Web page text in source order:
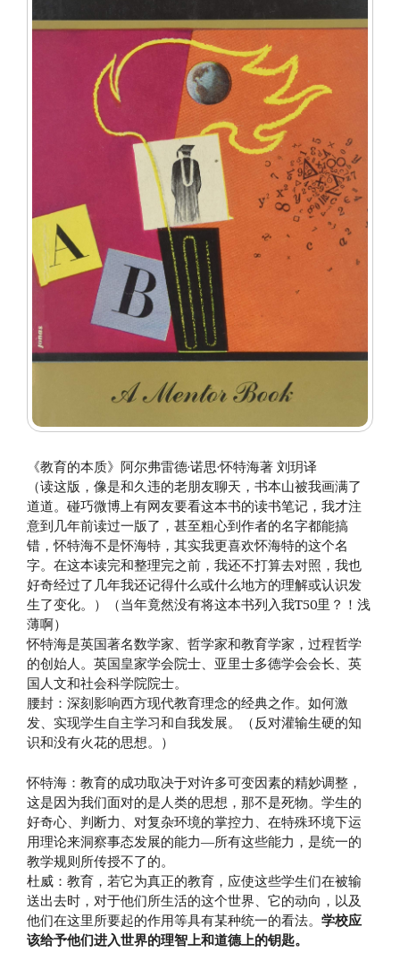
《教育的本质》阿尔弗雷德·诺思·怀特海著 刘玥译
（读这版，像是和久违的老朋友聊天，书本山被我画满了
道道。碰巧微博上有网友要看这本书的读书笔记，我才注
意到几年前读过一版了，甚至粗心到作者的名字都能搞
错，怀特海不是怀海特，其实我更喜欢怀海特的这个名
字。在这本读完和整理完之前，我还不打算去对照，我也
好奇经过了几年我还记得什么或什么地方的理解或认识发
生了变化。）（当年竟然没有将这本书列入我T50里？！浅
薄啊）
怀特海是英国著名数学家、哲学家和教育学家，过程哲学
的创始人。英国皇家学会院士、亚里士多德学会会长、英
国人文和社会科学院院士。
腰封：深刻影响西方现代教育理念的经典之作。如何激
发、实现学生自主学习和自我发展。（反对灌输生硬的知
识和没有火花的思想。）
怀特海：教育的成功取决于对许多可变因素的精妙调整，
这是因为我们面对的是人类的思想，那不是死物。学生的
好奇心、判断力、对复杂环境的掌控力、在特殊环境下运
用理论来洞察事态发展的能力—所有这些能力，是统一的
教学规则所传授不了的。
杜威：教育，若它为真正的教育，应使这些学生们在被输
送出去时，对于他们所生活的这个世界、它的动向，以及
他们在这里所要起的作用等具有某种统一的看法。 学校应
该给予他们进入世界的理智上和道德上的钥匙。